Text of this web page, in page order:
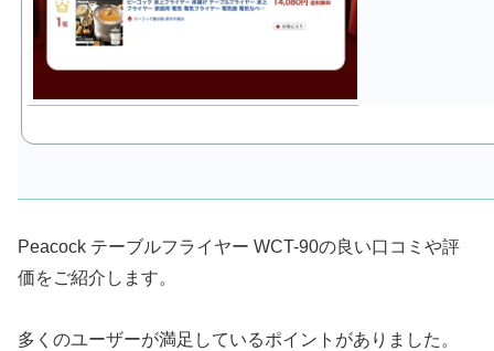
Peacock テーブルフライヤー WCT-90の良い口コミや評
価をご紹介します。
多くのユーザーが満足しているポイントがありました。